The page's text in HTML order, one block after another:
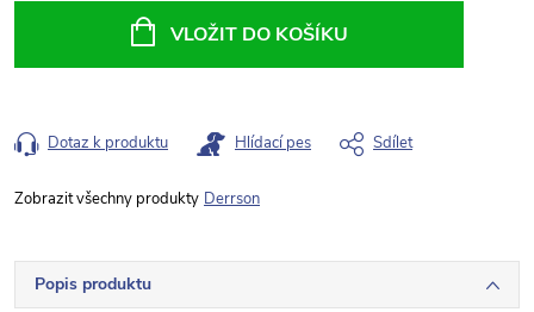
VLOŽIT DO KOŠÍKU
Dotaz k produktu Hlídací pes Sdílet
Derrson
Popis produktu